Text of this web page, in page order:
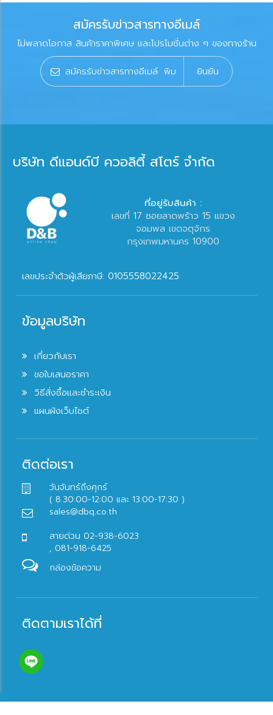
สมัครรับข่าวสารทางอีเมล์
ไม่พลาดโอกาส สินค้าราคาพิเศษ และโปรโมชั่นต่าง ๆ ของทางร้าน
ยินยัน
บริษัท ดีแอนด์บี ควอลิตี้ สโตร์ จำกัด
ที่อยู่รับสินค้า :
เลขที่ 17 ซอยลาดพร้าว 15 แขวง
จอมพล เขตจตุจักร
กรุงเทพมหานคร 10900
เลขประจำตัวผู้เสียภาษี: 0105558022425
ข้อมูลบริษัท
เกี่ยวกับเรา
ขอใบเสนอราคา
วิธีสั่งซื้อและชำระเงิน
แผนผังเว็บไซต์
ติดต่อเรา
วันจันทร์ถึงศุกร์
( 8.30:00-12:00 และ 13:00-17:30 )
sales@dbq.co.th
สายด่วน 02-938-6023
, 081-918-6425
กล่องข้อความ
ติดตามเราได้ที่